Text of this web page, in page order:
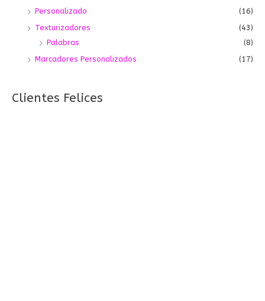
Personalizado
(16)
Texturizadores
(43)
Palabras
(8)
Marcadores Personalizados
(17)
Clientes Felices